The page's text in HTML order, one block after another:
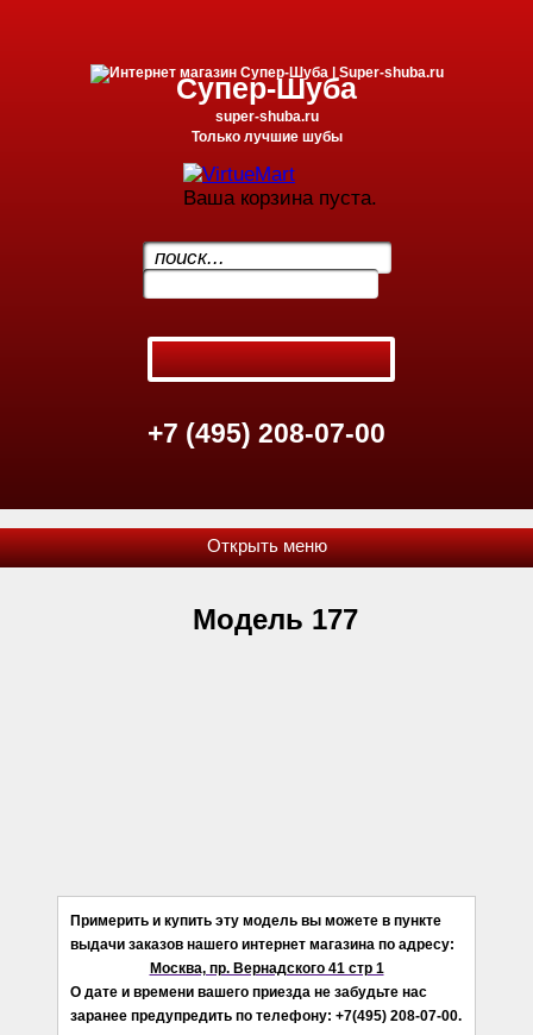
Супер-Шуба
super-shuba.ru
Только лучшие шубы
Ваша корзина пуста.
.
+7 (495) 208-07-00
Модель 177
Примерить и купить эту модель вы можете в пункте
выдачи заказов нашего интернет магазина по адресу:
Москва, пр. Вернадского 41 стр 1
О дате и времени вашего приезда не забудьте нас
заранее предупредить по телефону: +7(495) 208-07-00.